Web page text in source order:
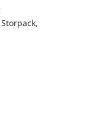
Storpack,